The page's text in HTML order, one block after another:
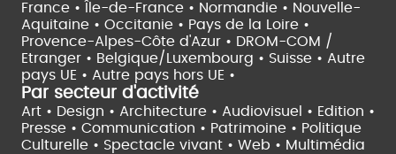
France •
Île-de-France • Normandie • Nouvelle-
Aquitaine • Occitanie • Pays de la Loire •
Provence-Alpes-Côte d'Azur • DROM-COM /
Etranger • Belgique/Luxembourg • Suisse • Autre
pays UE • Autre pays hors UE •
Par secteur d'activité
Art • Design • Architecture • Audiovisuel • Edition •
Presse • Communication • Patrimoine • Politique
Culturelle • Spectacle vivant • Web • Multimédia